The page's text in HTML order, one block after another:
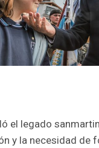
el legado
y la necesidad de